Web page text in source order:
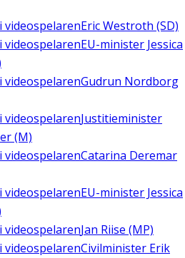
i videospelarenEric Westroth (SD)
videospelarenEU-minister Jessica
i videospelarenGudrun Nordborg
i videospelarenJustitieminister
(M)
i videospelarenCatarina Deremar
i videospelarenEU-minister Jessica
i videospelarenJan Riise (MP)
videospelarenCivilminister Erik